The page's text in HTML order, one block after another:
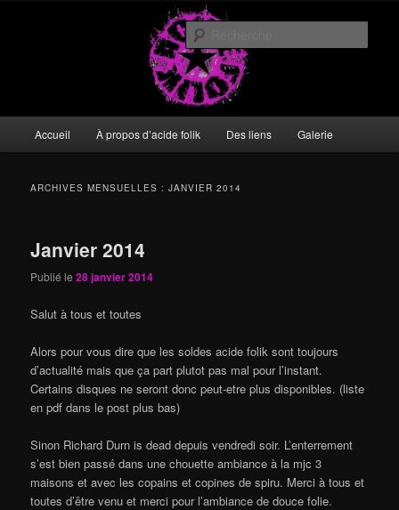
principal
Accueil À propos d’acide folik Des liens Galerie
ARCHIVES MENSUELLES :JANVIER 2014
Janvier 2014
Publié le28 janvier 2014
Salut à tous et toutes
Alors pour vous dire que les soldes acide folik sont toujours
d’actualité mais que ça part plutot pas mal pour l’instant.
Certains disques ne seront donc peut-etre plus disponibles. (liste
en pdf dans le post plus bas)
Sinon Richard Durn is dead depuis vendredi soir. L’enterrement
s’est bien passé dans une chouette ambiance à la mjc 3
maisons et avec les copains et copines de spiru. Merci à tous et
toutes d’être venu et merci pour l’ambiance de douce folie.